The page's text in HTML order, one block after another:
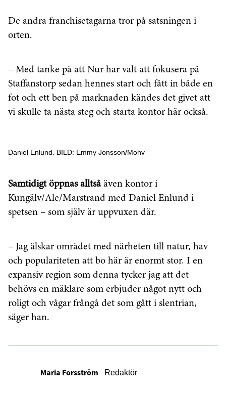
De andra franchisetagarna tror på satsningen i
orten.
– Med tanke på att Nur har valt att fokusera på
Staffanstorp sedan hennes start och fått in både en
fot och ett ben på marknaden kändes det givet att
vi skulle ta nästa steg och starta kontor här också.
Daniel Enlund. BILD: Emmy Jonsson/Mohv
Samtidigt öppnas alltsåäven kontor i
Kungälv/Ale/Marstrand med Daniel Enlund i
spetsen – som själv är uppvuxen där.
– Jag älskar området med närheten till natur, hav
och populariteten att bo här är enormt stor. I en
expansiv region som denna tycker jag att det
behövs en mäklare som erbjuder något nytt och
roligt och vågar frångå det som gått i slentrian,
säger han.
Maria Forsström Redaktör